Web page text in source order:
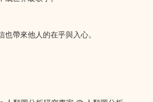
帶來他人的在乎與入心。